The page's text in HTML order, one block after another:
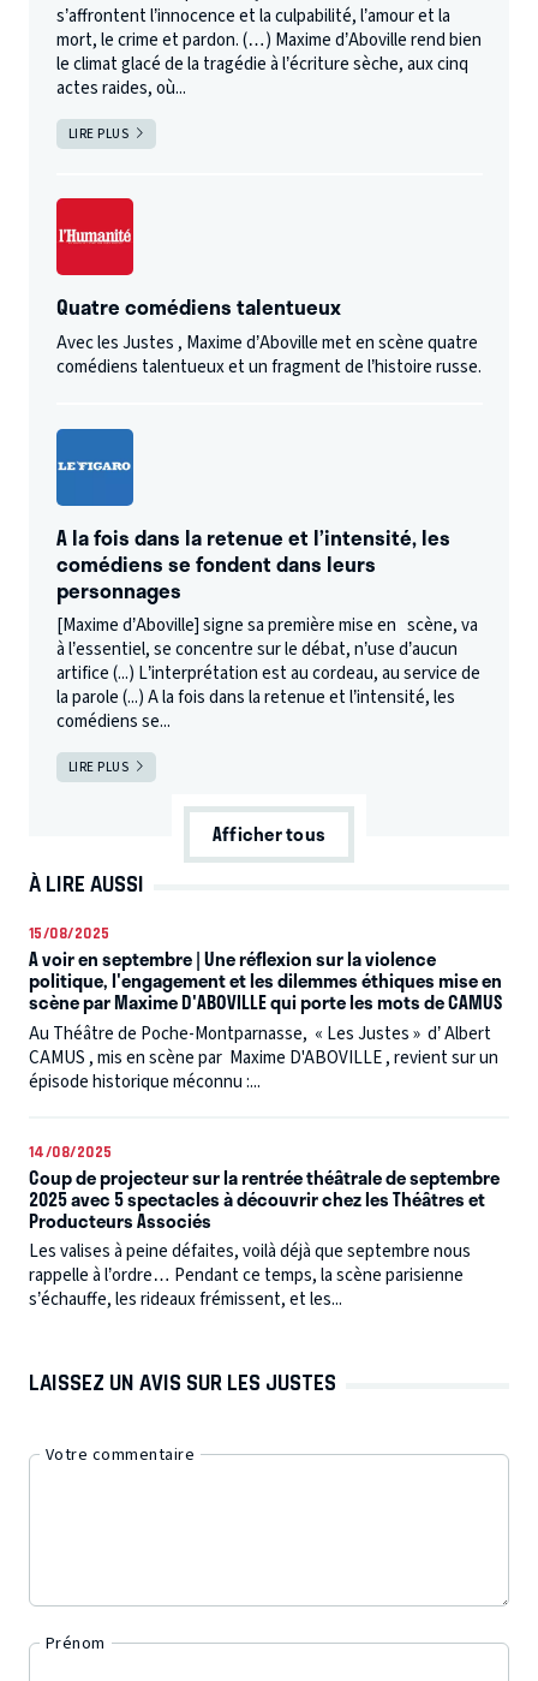
s’affrontent l’innocence et la culpabilité, l’amour et la
mort, le crime et pardon. (…) Maxime d’Aboville rend bien
le climat glacé de la tragédie à l’écriture sèche, aux cinq
actes raides, où...
LIRE PLUS
Quatre comédiens talentueux
Avec les Justes , Maxime d’Aboville met en scène quatre
comédiens talentueux et un fragment de l’histoire russe.
A la fois dans la retenue et l’intensité, les
comédiens se fondent dans leurs
personnages
[Maxime d’Aboville] signe sa première mise en scène, va
à l’essentiel, se concentre sur le débat, n’use d’aucun
artifice (...) L’interprétation est au cordeau, au service de
la parole (...) A la fois dans la retenue et l’intensité, les
comédiens se...
LIRE PLUS
Afficher tous
À LIRE AUSSI
15/08/2025
A voir en septembre | Une réflexion sur la violence
politique, l'engagement et les dilemmes éthiques mise en
scène par Maxime D'ABOVILLE qui porte les mots de CAMUS
Au Théâtre de Poche-Montparnasse, « Les Justes » d’ Albert
CAMUS , mis en scène par Maxime D'ABOVILLE , revient sur un
épisode historique méconnu :...
14/08/2025
Coup de projecteur sur la rentrée théâtrale de septembre
2025 avec 5 spectacles à découvrir chez les Théâtres et
Producteurs Associés
Les valises à peine défaites, voilà déjà que septembre nous
rappelle à l’ordre… Pendant ce temps, la scène parisienne
s’échauffe, les rideaux frémissent, et les...
LAISSEZ UN AVIS SUR LES JUSTES
Votre commentaire
Prénom